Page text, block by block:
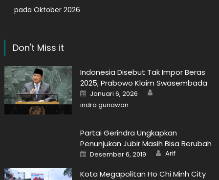
pada Oktober 2026
Don't Miss it
Indonesia Disebut Tak Impor Beras
2025, Prabowo Klaim Swasembada
Posted
on
Januari 6, 2026
indra gunawan
Partai Gerindra Ungkapkan
Penunjukan Jubir Masih Bisa Berubah
Posted
on
Desember 6, 2019 Author
Arif
Kota Megapolitan Ho Chi Minh City